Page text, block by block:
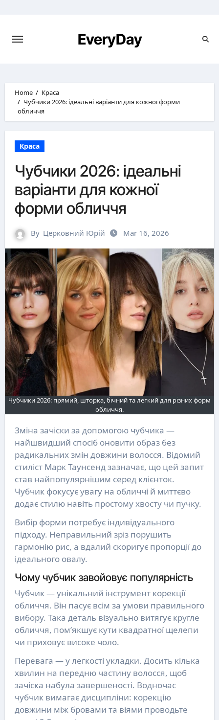
EveryDay
Home
Краса
Чубчики 2026: ідеальні варіанти для кожної форми
обличчя
Краса
Чубчики 2026: ідеальні
варіанти для кожної
форми обличчя
By Церковний Юрій Mar 16, 2026
Чубчики 2026: прямий, шторка, бічний та легкий для різних форм
обличчя.
Зміна зачіски за допомогою чубчика —
найшвидший спосіб оновити образ без
радикальних змін довжини волосся. Відомий
стиліст Марк Таунсенд зазначає, що цей запит
став найпопулярнішим серед клієнток.
Чубчик фокусує увагу на обличчі й миттєво
додає стилю навіть простому хвосту чи пучку.
Вибір форми потребує індивідуального
підходу. Неправильний зріз порушить
гармонію рис, а вдалий скоригує пропорції до
ідеального овалу.
Чому чубчик завойовує популярність
Чубчик — унікальний інструмент корекції
обличчя. Він пасує всім за умови правильного
вибору. Така деталь візуально витягує кругле
обличчя, пом’якшує кути квадратної щелепи
чи приховує високе чоло.
Перевага — у легкості укладки. Досить кілька
хвилин на передню частину волосся, щоб
зачіска набула завершеності. Водночас
чубчик вимагає дисципліни: корекцію
довжини між бровами та віями проводьте